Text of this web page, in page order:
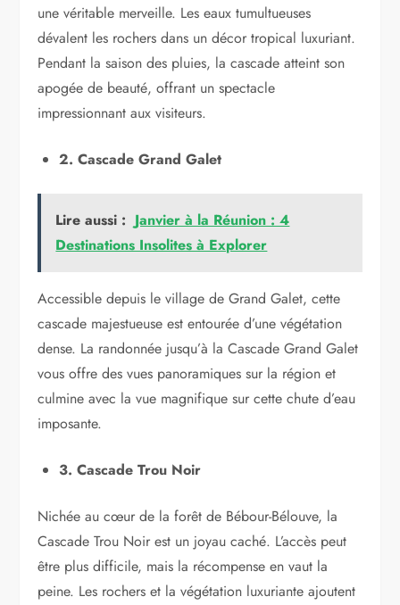
une véritable merveille. Les eaux tumultueuses
dévalent les rochers dans un décor tropical luxuriant.
Pendant la saison des pluies, la cascade atteint son
apogée de beauté, offrant un spectacle
impressionnant aux visiteurs.
2. Cascade Grand Galet
Lire aussi : Janvier à la Réunion : 4
Destinations Insolites à Explorer
Accessible depuis le village de Grand Galet, cette
cascade majestueuse est entourée d’une végétation
dense. La randonnée jusqu’à la Cascade Grand Galet
vous offre des vues panoramiques sur la région et
culmine avec la vue magnifique sur cette chute d’eau
imposante.
3. Cascade Trou Noir
Nichée au cœur de la forêt de Bébour-Bélouve, la
Cascade Trou Noir est un joyau caché. L’accès peut
être plus difficile, mais la récompense en vaut la
peine. Les rochers et la végétation luxuriante ajoutent